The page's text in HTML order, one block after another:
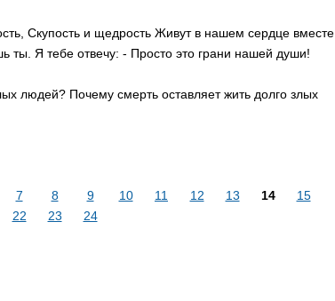
Скупость и щедрость Живут в нашем сердце вместе
ты. Я тебе отвечу: - Просто это грани нашей души!
людей? Почему смерть оставляет жить долго злых
7 8 9 10 11 12 13 14
15
22 23 24